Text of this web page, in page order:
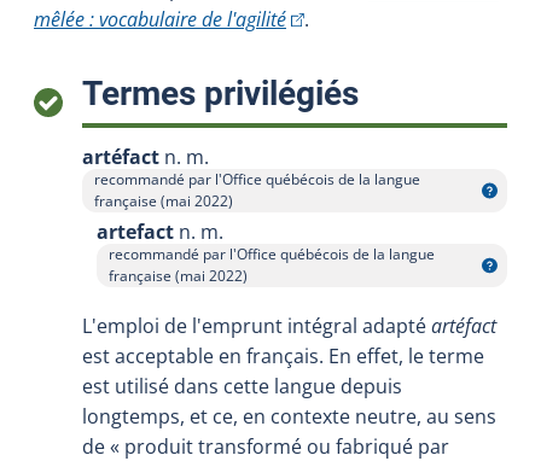
mêlée : vocabulaire de l'agilité(Cet hyperlien externe
.
Termes privilégiés:
artéfact n. m.
recommandé par l'Office québécois de la langue
française (mai 2022)
Afficher l'infobulle
artefact n. m.
recommandé par l'Office québécois de la langue
française (mai 2022)
Afficher l'infobulle
L'emploi de l'emprunt intégral adaptéartéfact
est acceptable en français. En effet, le terme
est utilisé dans cette langue depuis
longtemps, et ce, en contexte neutre, au sens
de « produit transformé ou fabriqué par